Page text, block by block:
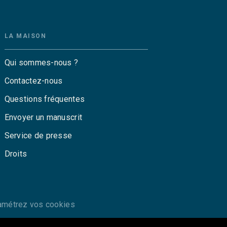
LA MAISON
Qui sommes-nous ?
Contactez-nous
Questions fréquentes
Envoyer un manuscrit
Service de presse
Droits
vos cookies